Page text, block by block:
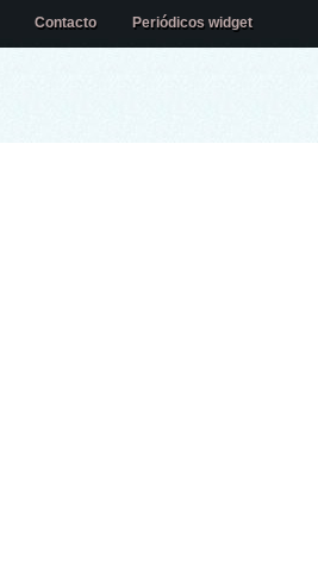
Contacto Periódicos widget